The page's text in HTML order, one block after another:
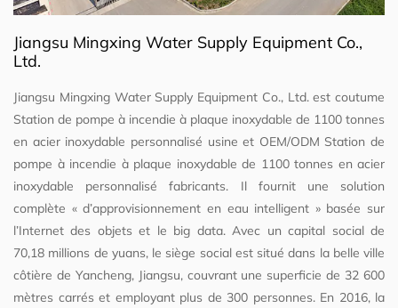
Jiangsu Mingxing Water Supply Equipment Co.,
Ltd.
Jiangsu Mingxing Water Supply Equipment Co., Ltd. est coutume
Station de pompe à incendie à plaque inoxydable de 1100 tonnes
en acier inoxydable personnalisé usine et OEM/ODM Station de
pompe à incendie à plaque inoxydable de 1100 tonnes en acier
inoxydable personnalisé fabricants. Il fournit une solution
complète « d’approvisionnement en eau intelligent » basée sur
l’Internet des objets et le big data. Avec un capital social de
70,18 millions de yuans, le siège social est situé dans la belle ville
côtière de Yancheng, Jiangsu, couvrant une superficie de 32 600
mètres carrés et employant plus de 300 personnes. En 2016, la